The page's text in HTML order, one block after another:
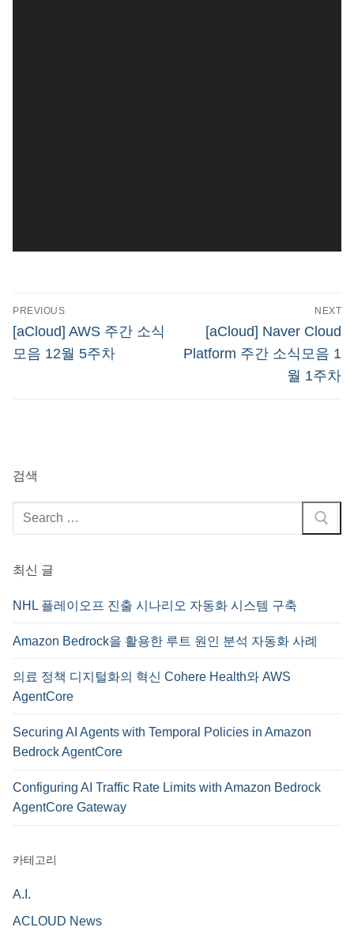
글
탐
색
PREVIOUS
Previous
post:
[aCloud] AWS 주간 소식
모음 12월 5주차
NEXT
Next
post:
[aCloud] Naver Cloud
Platform 주간 소식모음 1
월 1주차
검색
검
최신 글
NHL 플레이오프 진출 시나리오 자동화 시스템 구축
Amazon Bedrock을 활용한 루트 원인 분석 자동화 사례
의료 정책 디지털화의 혁신 Cohere Health와 AWS
AgentCore
Securing AI Agents with Temporal Policies in Amazon
Bedrock AgentCore
Configuring AI Traffic Rate Limits with Amazon Bedrock
AgentCore Gateway
카테고리
A.I.
ACLOUD News